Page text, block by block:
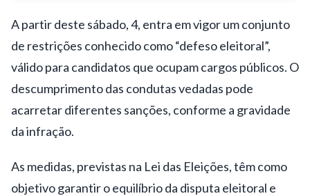
A partir deste sábado, 4, entra em vigor um conjunto
de restrições conhecido como “defeso eleitoral”,
válido para candidatos que ocupam cargos públicos. O
descumprimento das condutas vedadas pode
acarretar diferentes sanções, conforme a gravidade
da infração.
As medidas, previstas na Lei das Eleições, têm como
objetivo garantir o equilíbrio da disputa eleitoral e